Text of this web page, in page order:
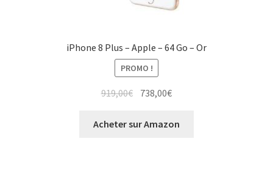
iPhone 8 Plus – Apple – 64 Go – Or
PROMO !
919,00€ 738,00€
Acheter sur Amazon